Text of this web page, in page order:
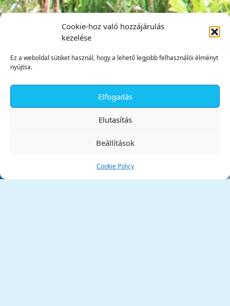
Cookie-hoz való hozzájárulás
kezelése
Ez a weboldal sütiket használ, hogy a lehető legjobb felhasználói élményt
nyújtsa.
Elfogadás
Elutasítás
Beállítások
Cookie Policy
Tata Város Önkormányzata
✕